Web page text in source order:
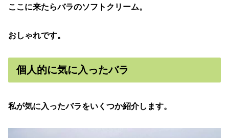
ここに来たらバラのソフトクリーム。
おしゃれです。
個人的に気に入ったバラ
私が気に入ったバラをいくつか紹介します。